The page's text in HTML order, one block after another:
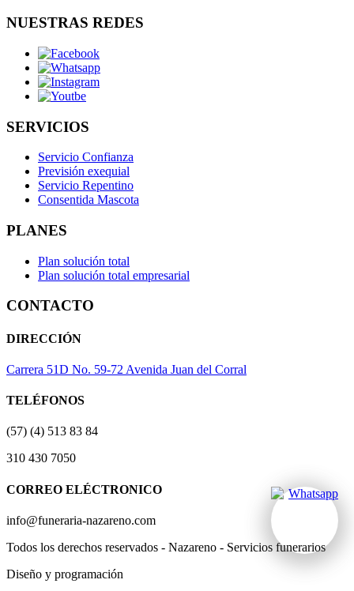
NUESTRAS REDES
SERVICIOS
Servicio Confianza
Previsión exequial
Servicio Repentino
Consentida Mascota
PLANES
Plan solución total
Plan solución total empresarial
CONTACTO
DIRECCIÓN
Carrera 51D No. 59-72 Avenida Juan del Corral
TELÉFONOS
(57) (4) 513 83 84
310 430 7050
CORREO ELÉCTRONICO
info@funeraria-nazareno.com
Todos los derechos reservados - Nazareno - Servicios funerarios
Diseño y programación